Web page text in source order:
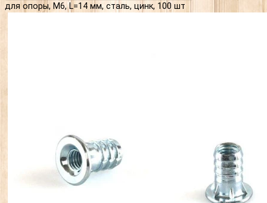
для опоры, М6, L=14 мм, сталь, цинк, 100 шт